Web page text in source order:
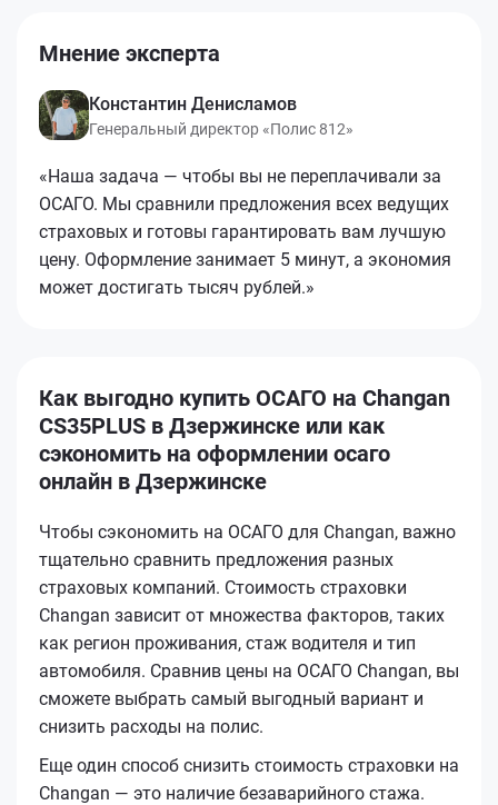
Мнение эксперта
Константин Денисламов
Генеральный директор «Полис 812»
«Наша задача — чтобы вы не переплачивали за
ОСАГО. Мы сравнили предложения всех ведущих
страховых и готовы гарантировать вам лучшую
цену. Оформление занимает 5 минут, а экономия
может достигать тысяч рублей.»
Как выгодно купить ОСАГО на Changan
CS35PLUS в Дзержинске или как
сэкономить на оформлении осаго
онлайн в Дзержинске
Чтобы сэкономить на ОСАГО для Changan, важно
тщательно сравнить предложения разных
страховых компаний. Стоимость страховки
Changan зависит от множества факторов, таких
как регион проживания, стаж водителя и тип
автомобиля. Сравнив цены на ОСАГО Changan, вы
сможете выбрать самый выгодный вариант и
снизить расходы на полис.
Еще один способ снизить стоимость страховки на
Changan — это наличие безаварийного стажа.